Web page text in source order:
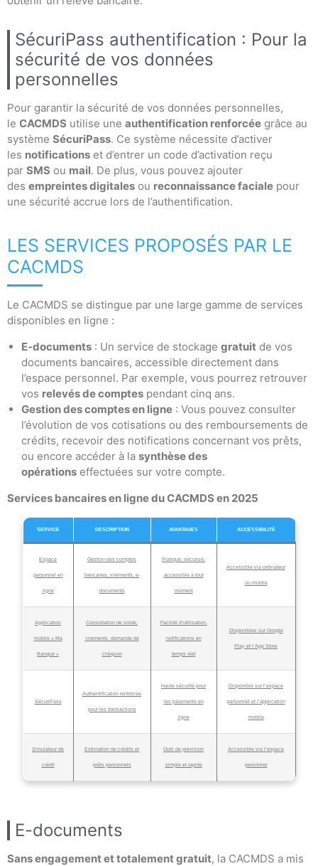
SécuriPass authentification : Pour la
sécurité de vos données
personnelles
Pour garantir la sécurité de vos données personnelles,
le CACMDS utilise une authentification renforcée grâce au
système SécuriPass. Ce système nécessite d’activer
les notifications et d’entrer un code d’activation reçu
par SMS ou mail. De plus, vous pouvez ajouter
des empreintes digitales ou reconnaissance faciale pour
une sécurité accrue lors de l’authentification.
LES SERVICES PROPOSÉS PAR LE
CACMDS
Le CACMDS se distingue par une large gamme de services
disponibles en ligne :
E-documents : Un service de stockage gratuit de vos
documents bancaires, accessible directement dans
l’espace personnel. Par exemple, vous pourrez retrouver
vos relevés de comptes pendant cinq ans.
Gestion des comptes en ligne : Vous pouvez consulter
l’évolution de vos cotisations ou des remboursements de
crédits, recevoir des notifications concernant vos prêts,
ou encore accéder à la synthèse des
opérations effectuées sur votre compte.
Services bancaires en ligne du CACMDS en 2025
SERVICE DESCRIPTION AVANTAGES ACCESSIBILITÉ
Espace
personnel en
ligne
Gestion des comptes
bancaires, virements, e-
documents
Pratique, sécurisé,
accessible à tout
moment
Accessible via ordinateur
ou mobile
Application
mobile « Ma
Banque »
Consultation de solde,
virements, demande de
chéquier
Facilité d’utilisation,
notifications en
temps réel
Disponibles sur Google
Play et l’App Store
SécuriPass
Authentification renforcée
pour les transactions
Haute sécurité pour
les paiements en
ligne
Disponible sur l’espace
personnel et l’application
mobile
Simulateur de
crédit
Estimation de crédits et
prêts personnels
Outil de prévision
simple et rapide
Accessible via l’espace
personnel
E-documents
Sans engagement et totalement gratuit, la CACMDS a mis